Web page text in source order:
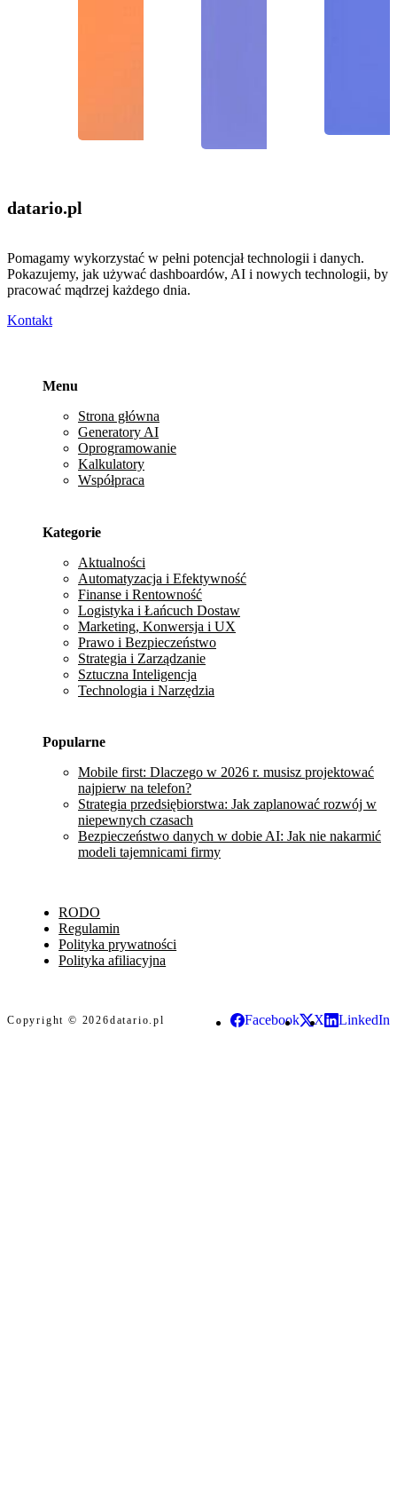
datario.pl
Pomagamy wykorzystać w pełni potencjał technologii i danych.
Pokazujemy, jak używać dashboardów, AI i nowych technologii, by
pracować mądrzej każdego dnia.
Kontakt
Menu
Strona główna
Generatory AI
Oprogramowanie
Kalkulatory
Współpraca
Kategorie
Aktualności
Automatyzacja i Efektywność
Finanse i Rentowność
Logistyka i Łańcuch Dostaw
Marketing, Konwersja i UX
Prawo i Bezpieczeństwo
Strategia i Zarządzanie
Sztuczna Inteligencja
Technologia i Narzędzia
Popularne
Mobile first: Dlaczego w 2026 r. musisz projektować
najpierw na telefon?
Strategia przedsiębiorstwa: Jak zaplanować rozwój w
niepewnych czasach
Bezpieczeństwo danych w dobie AI: Jak nie nakarmić
modeli tajemnicami firmy
RODO
Regulamin
Polityka prywatności
Polityka afiliacyjna
Copyright © 2026datario.pl Facebook X LinkedIn